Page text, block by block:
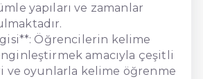
yapıları ve zamanlar
Öğrencilerin kelime
amacıyla çeşitli
ve oyunlarla kelime öğrenme